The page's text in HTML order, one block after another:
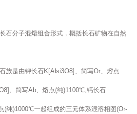
分子混熔组合形式，概括长石矿物在自然
是由钾长石K[Alsi3O8]、简写Or、熔点
、简写Ab、熔点(纯)1100℃;钙长石
(纯)1000℃一起组成的三元体系混溶相图(Or-